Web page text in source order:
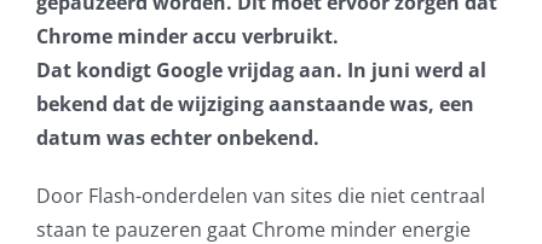
Microsoft NCE
AVG
Office365
Chrome minder accu verbruikt.
Dat kondigt Google vrijdag aan. In juni werd al
bekend dat de wijziging aanstaande was, een
datum was echter onbekend.
Door Flash-onderdelen van sites die niet centraal
staan te pauzeren gaat Chrome minder energie